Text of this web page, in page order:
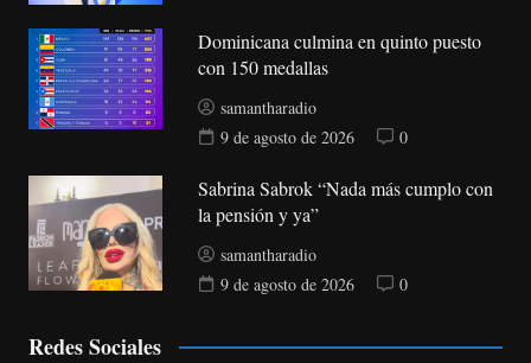
Dominicana culmina en quinto puesto
con 150 medallas
samantharadio
9 de agosto de 2026
0
Sabrina Sabrok “Nada más cumplo con
la pensión y ya”
samantharadio
9 de agosto de 2026
0
Redes Sociales